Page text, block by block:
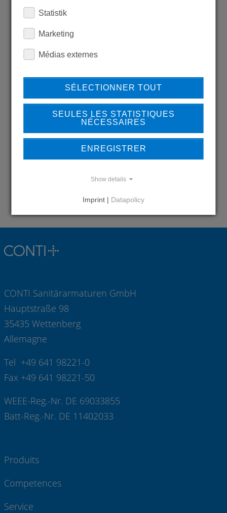
REFERENCES
DO YOU HAVE QUESTIONS?
CONTACT US
CONTI Sanitärarmaturen GmbH
Hauptstraße 98
35435 Wettenberg
Allemagne
Tel +49 641 98221-0
Fax +49 641 98221-50
WEEE-Reg.-Nr. DE 69033855
Batt-Reg.-Nr. DE 11402033
Produits
Competences
Service
Statistik
Marketing
Médias externes
SÉLECTIONNER TOUT
SEULES LES STATISTIQUES
NÉCESSAIRES
ENREGISTRER
Show details
Imprint | Datapolicy